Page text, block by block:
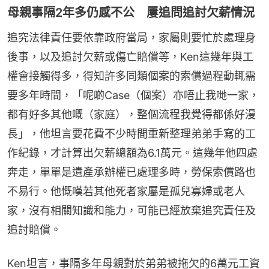
母親事隔2年多仍感不公 屢追問追討欠薪情況
追究法律責任要依靠政府當局，家屬則要忙於處理身
後事，以及追討欠薪或傷亡賠償等，Ken這幾年與工
權會接觸得多，得知許多同類個案的索償過程動輒需
要多年時間，「呢啲Case（個案）亦唔止我哋一家，
都有好多其他嘅（家庭），整個流程我覺得都係好漫
長」，他坦言要花費不少時間重新整理弟弟手寫的工
作紀錄，才計算出欠薪總額為6.1萬元。這幾年他四處
奔走，單單是遺產承辦權已處理多時，勞保索償路也
不易行。他慨嘆若其他死者家屬是孤兒寡婦或老人
家，沒有相關知識和能力，可能已經放棄追究責任及
追討賠償。
Ken坦言，事隔多年母親對於弟弟被拖欠的6萬元工資